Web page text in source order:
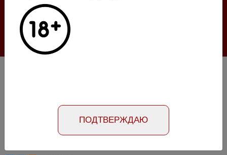
Галлюцинации больших языковых моделей
в клинической урологии
Номер №1, 2009
Щербинин С.Н.
ПОДТВЕРЖДАЮ